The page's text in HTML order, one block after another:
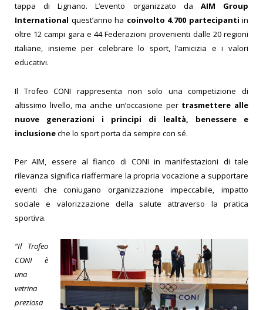
tappa di Lignano. L’evento organizzato da AIM Group
International quest’anno ha coinvolto 4.700 partecipanti in
oltre 12 campi gara e 44 Federazioni provenienti dalle 20 regioni
italiane, insieme per celebrare lo sport, l’amicizia e i valori
educativi.
Il Trofeo CONI rappresenta non solo una competizione di
altissimo livello, ma anche un’occasione per trasmettere alle
nuove generazioni i principi di lealtà, benessere e
inclusioneche lo sport porta da sempre con sé.
Per AIM, essere al fianco di CONI in manifestazioni di tale
rilevanza significa riaffermare la propria vocazione a supportare
eventi che coniugano organizzazione impeccabile, impatto
sociale e valorizzazione della salute attraverso la pratica
sportiva.
“Il Trofeo
CONI è
una
vetrina
preziosa